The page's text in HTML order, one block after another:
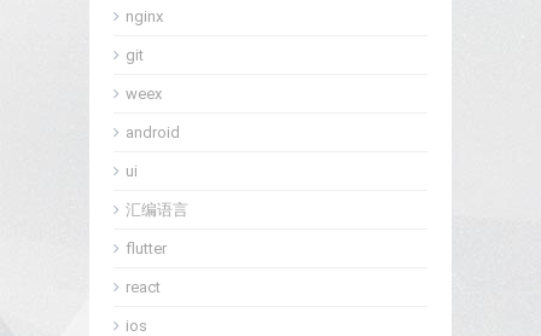
nginx
git
weex
android
ui
汇编语言
flutter
react
ios